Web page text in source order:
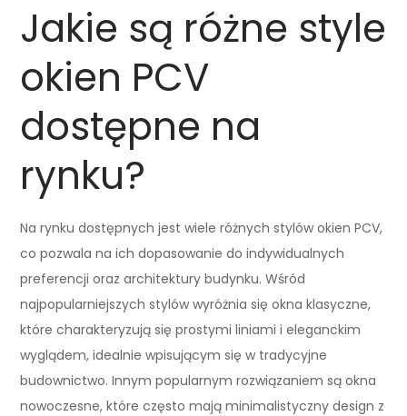
Jakie są różne style
okien PCV
dostępne na
rynku?
Na rynku dostępnych jest wiele różnych stylów okien PCV,
co pozwala na ich dopasowanie do indywidualnych
preferencji oraz architektury budynku. Wśród
najpopularniejszych stylów wyróżnia się okna klasyczne,
które charakteryzują się prostymi liniami i eleganckim
wyglądem, idealnie wpisującym się w tradycyjne
budownictwo. Innym popularnym rozwiązaniem są okna
nowoczesne, które często mają minimalistyczny design z